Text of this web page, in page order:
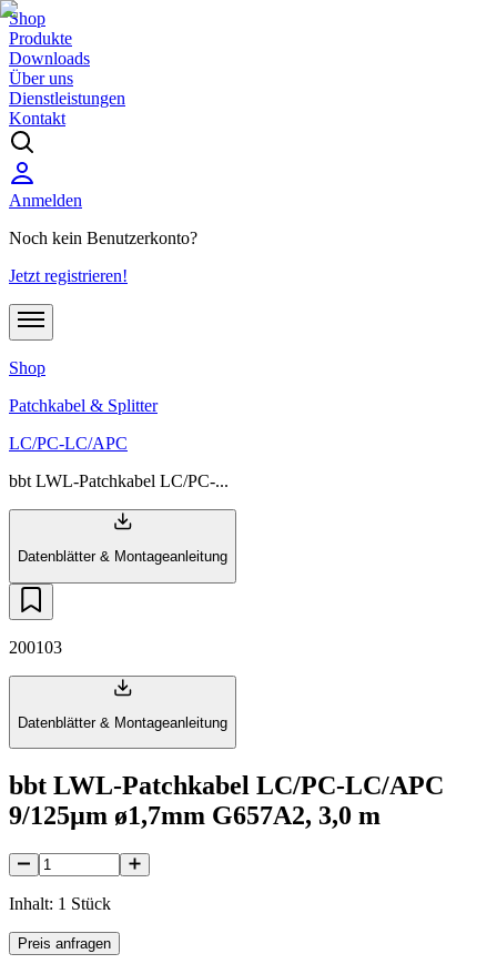
Shop
Produkte
Downloads
Über uns
Dienstleistungen
Kontakt
Anmelden
Noch kein Benutzerkonto?
Jetzt registrieren!
Shop
Patchkabel & Splitter
LC/PC-LC/APC
bbt LWL-Patchkabel LC/PC-...
Datenblätter & Montageanleitung
200103
Datenblätter & Montageanleitung
bbt LWL-Patchkabel LC/PC-LC/APC
9/125µm ø1,7mm G657A2, 3,0 m
Inhalt: 1 Stück
Preis anfragen